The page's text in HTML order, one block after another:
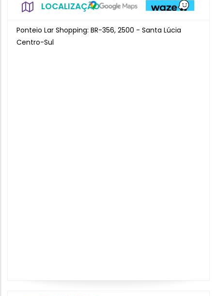
LOCALIZAÇÃO
Ponteio Lar Shopping: BR-356, 2500 - Santa Lúcia
Centro-Sul